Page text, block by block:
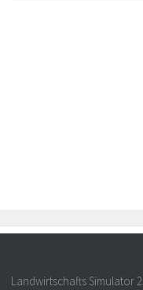
Landwirtschafts Simulator